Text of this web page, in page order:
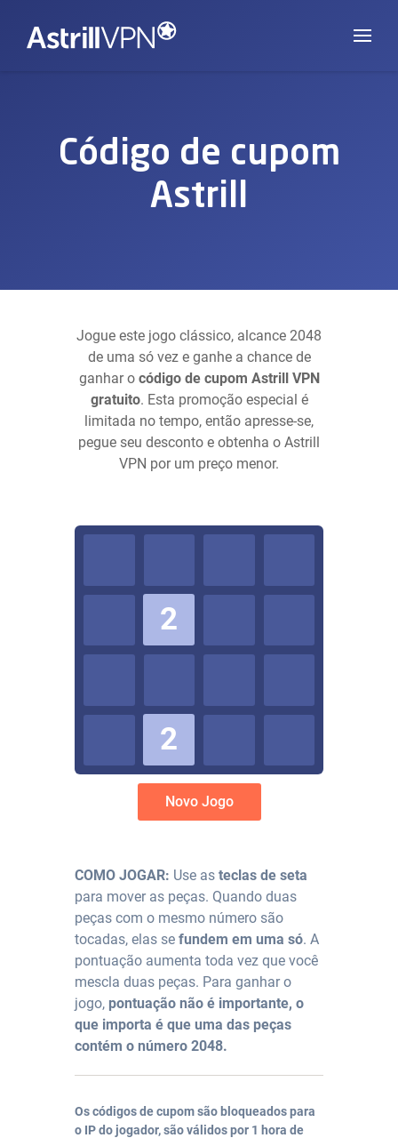
Código de cupom
Astrill
Jogue este jogo clássico, alcance 2048
de uma só vez e ganhe a chance de
ganhar o código de cupom Astrill VPN
gratuito. Esta promoção especial é
limitada no tempo, então apresse-se,
pegue seu desconto e obtenha o Astrill
VPN por um preço menor.
2
2
Novo Jogo
COMO JOGAR: Use as teclas de seta
para mover as peças. Quando duas
peças com o mesmo número são
tocadas, elas se fundem em uma só. A
pontuação aumenta toda vez que você
mescla duas peças. Para ganhar o
jogo, pontuação não é importante, o
que importa é que uma das peças
contém o número 2048.
Os códigos de cupom são bloqueados para
o IP do jogador, são válidos por 1 hora de